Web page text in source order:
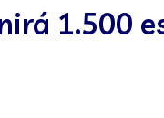
1.500